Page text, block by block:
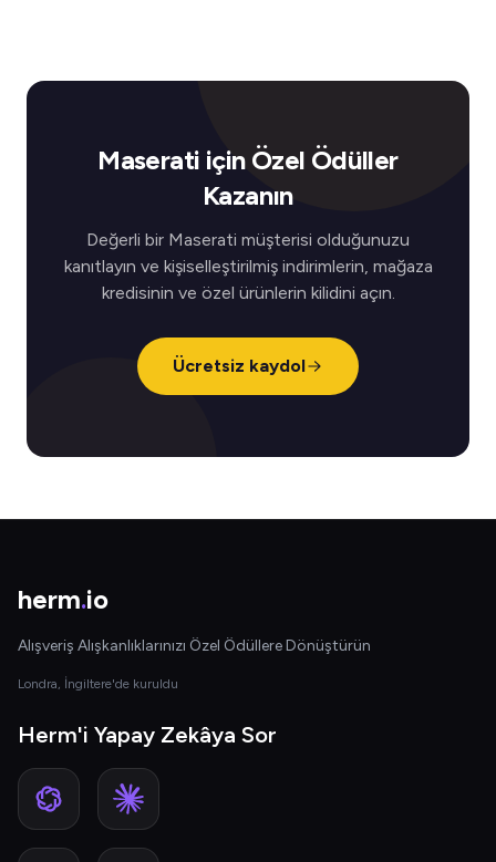
Maserati için Özel Ödüller
Kazanın
Değerli bir Maserati müşterisi olduğunuzu
kanıtlayın ve kişiselleştirilmiş indirimlerin, mağaza
kredisinin ve özel ürünlerin kilidini açın.
Ücretsiz kaydol
herm.io
Alışveriş Alışkanlıklarınızı Özel Ödüllere Dönüştürün
Londra, İngiltere'de kuruldu
Herm'i Yapay Zekâya Sor